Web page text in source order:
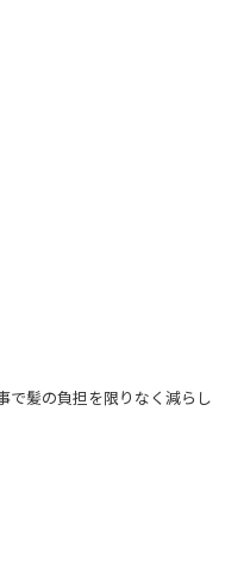
で髪の負担を限りなく減らし